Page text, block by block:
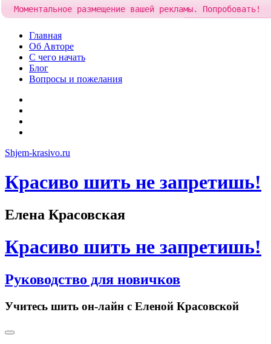
Skip
content
Главная
Об Авторе
С чего начать
Блог
Вопросы и пожелания
Shjem-krasivo.ru
Красиво шить не запретишь!
Елена Красовская
Красиво шить не запретишь!
Руководство для новичков
Учитесь шить он-лайн с Еленой Красовской
Primary
Моментальное размещение вашей рекламы. Попробовать!